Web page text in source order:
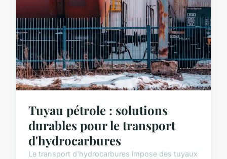
Tuyau pétrole : solutions
durables pour le transport
d'hydrocarbures
Le transport d'hydrocarbures impose des tuyaux